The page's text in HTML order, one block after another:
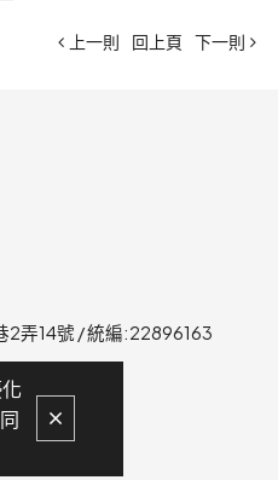
上一則 回上頁 下一則
2弄14號 / 統編:22896163